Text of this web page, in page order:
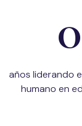
0
años liderando
humano en